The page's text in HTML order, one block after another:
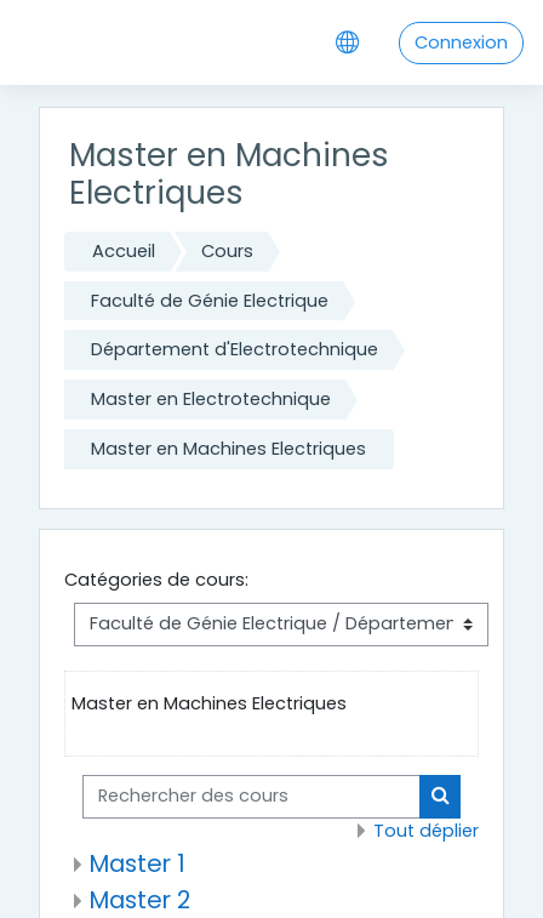
Connexion
Master en Machines
Electriques
Accueil Cours
Faculté de Génie Electrique
Département d'Electrotechnique
Master en Electrotechnique
Master en Machines Electriques
Catégories de cours:
Master en Machines Electriques
Rechercher des cours
Tout déplier
Master 1
Master 2